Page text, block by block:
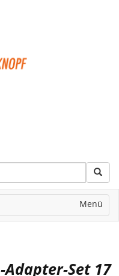
Menü
Adapter-Set 17